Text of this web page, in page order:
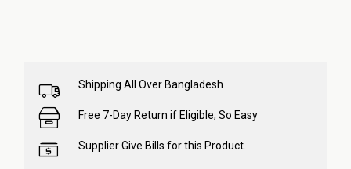
Shipping All Over Bangladesh
Free 7-Day Return if Eligible, So Easy
Supplier Give Bills for this Product.